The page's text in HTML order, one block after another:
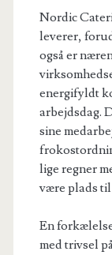
Nordic
leverer,
også er
energifyldt
arbejdsdag.
sine
lige regner
være plads til
En
med trivsel